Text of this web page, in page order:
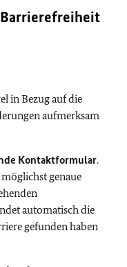
in Bezug auf die
aufmerksam
Kontaktformular.
genaue
automatisch die
gefunden haben